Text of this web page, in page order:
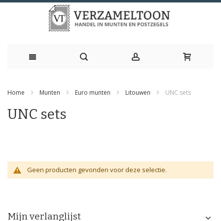
naar
de
Home Munten Euro munten Litouwen UNC sets
UNC sets
Geen producten gevonden voor deze selectie.
Mijn verlanglijst